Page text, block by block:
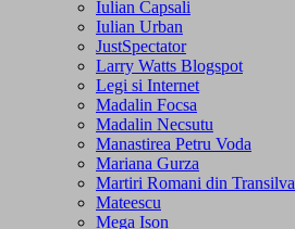
Iulian Capsali
Iulian Urban
JustSpectator
Larry Watts Blogspot
Legi si Internet
Madalin Focsa
Madalin Necsutu
Manastirea Petru Voda
Mariana Gurza
Martiri Romani din
Mateescu
Mega Ison